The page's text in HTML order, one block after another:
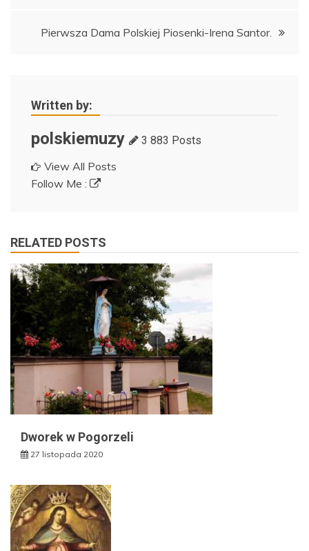
Pierwsza Dama Polskiej Piosenki-Irena Santor.
Written by:
polskiemuzy 3 883 Posts
View All Posts
Follow Me :
RELATED POSTS
Dworek w Pogorzeli
27 listopada 2020